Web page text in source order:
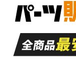
品
A
走行距離
目立つ傷
ない